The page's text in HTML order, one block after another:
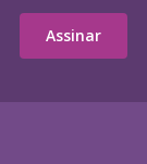
Assinar